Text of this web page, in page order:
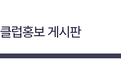
클럽홍보 게시판